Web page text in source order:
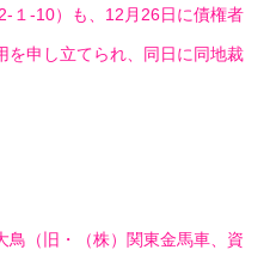
１-10）も、12月26日に債権者
を申し立てられ、同日に同地裁
鳥（旧・（株）関東金馬車、資